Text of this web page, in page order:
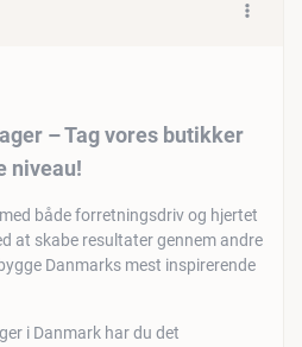
– Tag vores butikker
niveau!
både forretningsdriv og hjertet
at skabe resultater gennem andre
Danmarks mest inspirerende
i Danmark har du det